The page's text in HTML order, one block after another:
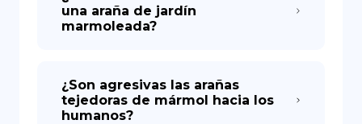
una araña de jardín
marmoleada?
¿Son agresivas las arañas
tejedoras de mármol hacia los
humanos?